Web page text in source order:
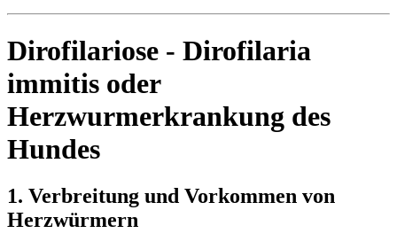
Dirofilariose - Dirofilaria
immitis oder
Herzwurmerkrankung des
Hundes
1. Verbreitung und Vorkommen von
Herzwürmern